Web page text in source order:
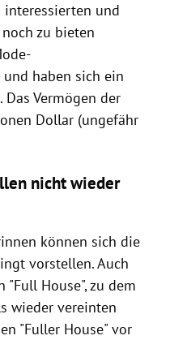
interessierten und
zu bieten
haben sich ein
Vermögen der
Dollar (ungefähr
nicht wieder
können sich die
vorstellen. Auch
House", zu dem
wieder vereinten
"Fuller House" vor